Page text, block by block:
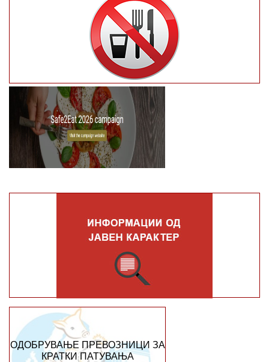
ОДОБРУВАЊЕ ПРЕВОЗНИЦИ ЗА
КРАТКИ ПАТУВАЊА